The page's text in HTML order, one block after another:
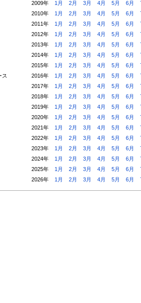
ス
2009年 1月 2月 3月 4月 5月 6月
2010年
1月 2月 3月 4月 5月 6月
2011年
1月 2月 3月 4月 5月 6月
2012年
1月 2月 3月 4月 5月 6月
2013年
1月 2月 3月 4月 5月 6月
2014年
1月 2月 3月 4月 5月 6月
2015年
1月 2月 3月 4月 5月 6月
2016年
1月 2月 3月 4月 5月 6月
2017年
1月 2月 3月 4月 5月 6月
2018年
1月 2月 3月 4月 5月 6月
2019年
1月 2月 3月 4月 5月 6月
2020年
1月 2月 3月 4月 5月 6月
2021年
1月 2月 3月 4月 5月 6月
2022年
1月 2月 3月 4月 5月 6月
2023年
1月 2月 3月 4月 5月 6月
2024年
1月 2月 3月 4月 5月 6月
2025年
1月 2月 3月 4月 5月 6月
2026年
1月 2月 3月 4月 5月 6月